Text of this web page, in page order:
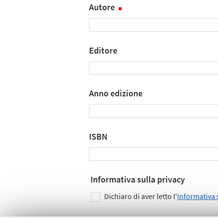
Autore
Editore
Anno edizione
ISBN
Informativa sulla privacy
Dichiaro di aver letto l'Informativa